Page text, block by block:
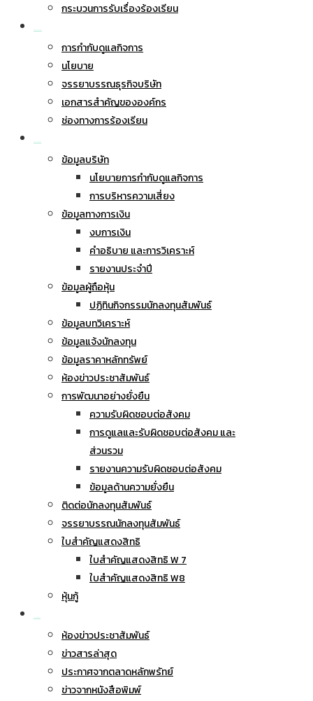
กระบวนการรับเรื่องร้องเรียน
การกำกับดูแลกิจการ
นโยบาย
จรรยาบรรณธุรกิจบริษัท
เอกสารสำคัญขององค์กร
ช่องทางการร้องเรียน
ข้อมูลบริษัท
นโยบายการกำกับดูแลกิจการ
การบริหารความเสี่ยง
ข้อมูลทางการเงิน
งบการเงิน
คำอธิบาย และการวิเคราะห์
รายงานประจำปี
ข้อมูลผู้ถือหุ้น
ปฏิทินกิจกรรมนักลงทุนสัมพันธ์
ข้อมูลบทวิเคราะห์
ข้อมูลแจ้งนักลงทุน
ข้อมูลราคาหลักทรัพย์
ห้องข่าวประชาสัมพันธ์
การพัฒนาอย่างยั่งยืน
ความรับผิดชอบต่อสังคม
การดูแลและรับผิดชอบต่อสังคม และ
ส่วนรวม
รายงานความรับผิดชอบต่อสังคม
ข้อมูลด้านความยั่งยืน
ติดต่อนักลงทุนสัมพันธ์
จรรยาบรรณนักลงทุนสัมพันธ์
ใบสำคัญแสดงสิทธิ
ใบสำคัญแสดงสิทธิ W 7
ใบสำคัญแสดงสิทธิ W8
หุ้นกู้
ห้องข่าวประชาสัมพันธ์
ข่าวสารล่าสุด
ประกาศจากตลาดหลักพรัทย์
ข่าวจากหนังสือพิมพ์